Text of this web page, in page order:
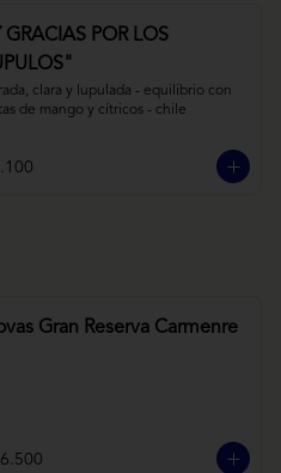
GRACIAS POR LOS
clara y lupulada - equilibrio con
de mango y cítricos - chile
Gran Reserva Carmenre